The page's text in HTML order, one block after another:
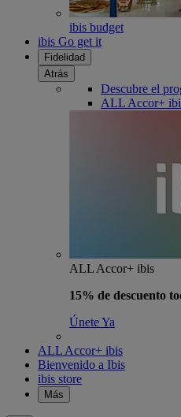
ibis budget
ibis Go get it
Fidelidad
Atrás
Descubre el
ALL Accor+
ALL Accor+ ibis
15% de descuento
Únete Ya
ALL Accor+ ibis
Bienvenido a Ibis
ibis store
Más